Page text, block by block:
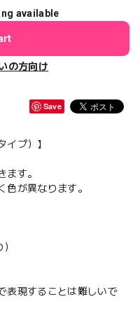
available
の方向け
Save
イプ）】
ます。
色が異なります。
表現することは難しいで